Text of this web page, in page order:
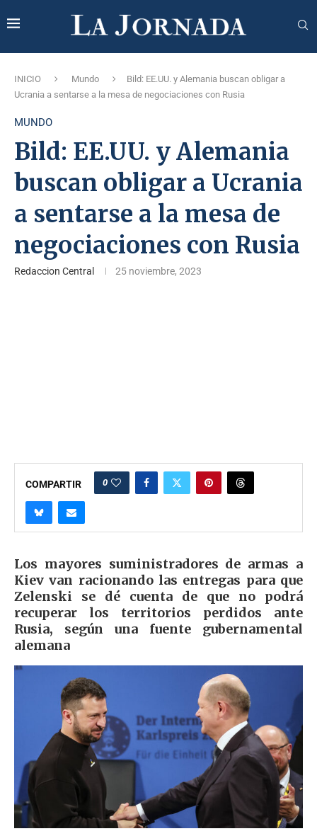
INICIO Mundo
Bild: EE.UU. y Alemania buscan obligar a
Ucrania a sentarse a la mesa de negociaciones con Rusia
MUNDO
Bild: EE.UU. y Alemania
buscan obligar a Ucrania
a sentarse a la mesa de
negociaciones con Rusia
Redaccion Central 25 noviembre, 2023
COMPARTIR 0
Los mayores suministradores de armas a
Kiev van racionando las entregas para que
Zelenski se dé cuenta de que no podrá
recuperar los territorios perdidos ante
Rusia, según una fuente gubernamental
alemana